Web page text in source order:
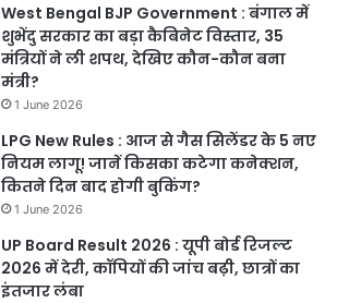
West Bengal BJP Government : बंगाल में
शुभेंदु सरकार का बड़ा कैबिनेट विस्तार, 35
मंत्रियों ने ली शपथ, देखिए कौन-कौन बना
मंत्री?
1 June 2026
LPG New Rules : आज से गैस सिलेंडर के 5 नए
नियम लागू! जानें किसका कटेगा कनेक्शन,
कितने दिन बाद होगी बुकिंग?
1 June 2026
UP Board Result 2026 : यूपी बोर्ड रिजल्ट
2026 में देरी, कॉपियों की जांच बढ़ी, छात्रों का
इंतजार लंबा